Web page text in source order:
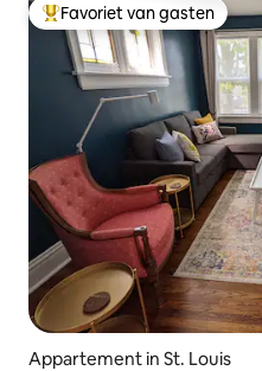
Topfavoriet van gasten
Favoriet van gasten
Appartement in St. Louis